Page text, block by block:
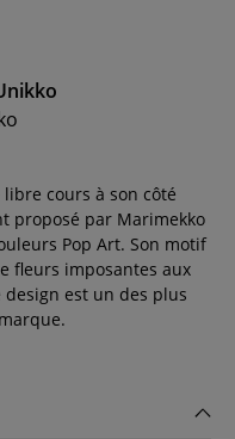
cours à son côté
proposé par Marimekko
Pop Art. Son motif
fleurs imposantes aux
design est un des plus